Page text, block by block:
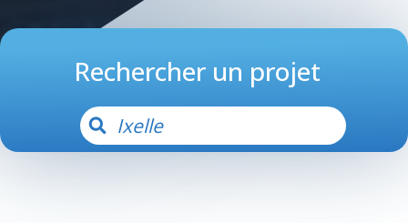
Rechercher un projet